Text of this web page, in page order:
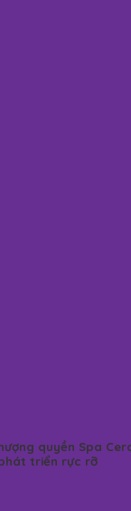
quyền Spa
triển rực rỡ